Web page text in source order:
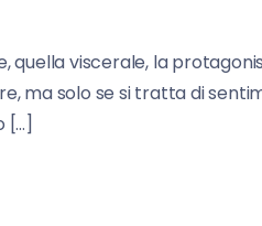
quella viscerale, la
ma solo se si tratta di
[…]